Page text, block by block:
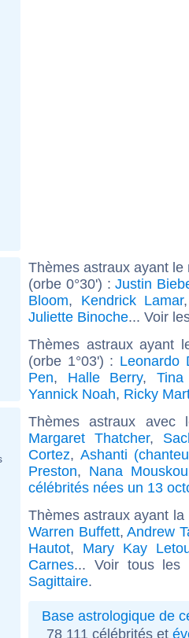
Thèmes astraux ayant
(orbe 0°30') :Justin
Bloom, Kendrick Lamar
Juliette Binoche... Voir
Thèmes astraux ayant
(orbe 1°03') : Leonardo
Pen, Halle Berry, Tina
Yannick Noah, Ricky
Thèmes astraux
Margaret Thatcher,
Cortez, Ashanti
Preston, Nana
célébrités nées un 13
Thèmes astraux ayant
Warren Buffett,Andrew
Hautot, Mary Kay
Carnes... Voir tous les
Sagittaire.
Base astrologique de
78 111 célébrités et